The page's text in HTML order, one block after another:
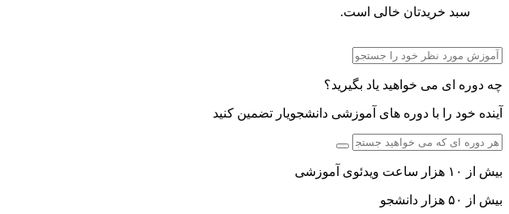
سبد خریدتان خالی است.
چه دوره ای می خواهید یاد بگیرید؟
آینده خود را با دوره های آموزشی دانشجویار تضمین کنید
بیش از ۱۰ هزار ساعت ویدئوی آموزشی
بیش از ۵۰ هزار دانشجو